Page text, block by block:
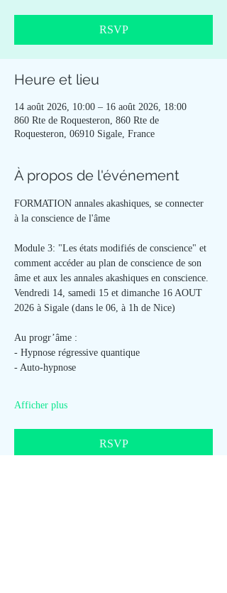
RSVP
Heure et lieu
14 août 2026, 10:00 – 16 août 2026, 18:00
860 Rte de Roquesteron, 860 Rte de
Roquesteron, 06910 Sigale, France
À propos de l'événement
FORMATION annales akashiques, se connecter
à la conscience de l'âme
Module 3: "Les états modifiés de conscience" et
comment accéder au plan de conscience de son
âme et aux les annales akashiques en conscience.
Vendredi 14, samedi 15 et dimanche 16 AOUT
2026 à Sigale (dans le 06, à 1h de Nice)
Au progr’âme :
- Hypnose régressive quantique
- Auto-hypnose
Afficher plus
RSVP